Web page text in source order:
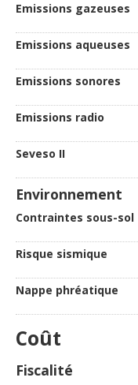
Emissions gazeuses
Emissions aqueuses
Emissions sonores
Emissions radio
Seveso II
Environnement
Contraintes sous-sol
Risque sismique
Nappe phréatique
Coût
Fiscalité